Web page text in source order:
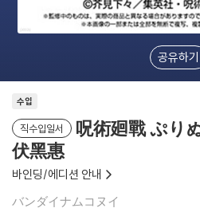
공유하기
수입
직수입일서
呪術廻戰 ぷり
伏黑惠
바인딩/에디션 안내
バンダイナムコヌイ